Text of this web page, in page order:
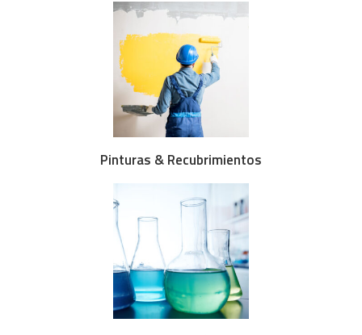
Pinturas & Recubrimientos